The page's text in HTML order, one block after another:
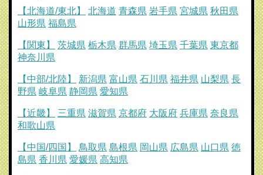
【北海道/東北】 北海道 青森県 岩手県 宮城県 秋田県
山形県 福島県
【関東】 茨城県 栃木県 群馬県 埼玉県 千葉県 東京都
神奈川県
【中部/北陸】 新潟県 富山県 石川県 福井県 山梨県 長
野県 岐阜県 静岡県 愛知県
【近畿】 三重県 滋賀県 京都府 大阪府 兵庫県 奈良県
和歌山県
【中国/四国】 鳥取県 島根県 岡山県 広島県 山口県 徳
島県 香川県 愛媛県 高知県